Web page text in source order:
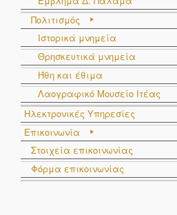
Πολιτισμός
Ιστορικά μνημεία
Θρησκευτικά μνημεία
Ήθη και έθιμα
Λαογραφικό Μουσείο Ιτέας
Ηλεκτρονικές Υπηρεσίες
Επικοινωνία
Στοιχεία επικοινωνίας
Φόρμα επικοινωνίας